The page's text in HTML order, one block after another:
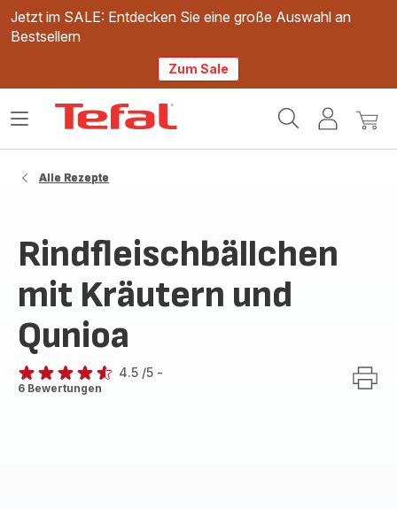
Jetzt im SALE: Entdecken Sie eine große Auswahl an
Bestsellern
Zum Sale
Mein
Mein
Das
Alle Rezepte
Rindfleischbällchen
mit Kräutern und
Qunioa
ratings.4.5
4.5 /5 -
6 Bewertungen